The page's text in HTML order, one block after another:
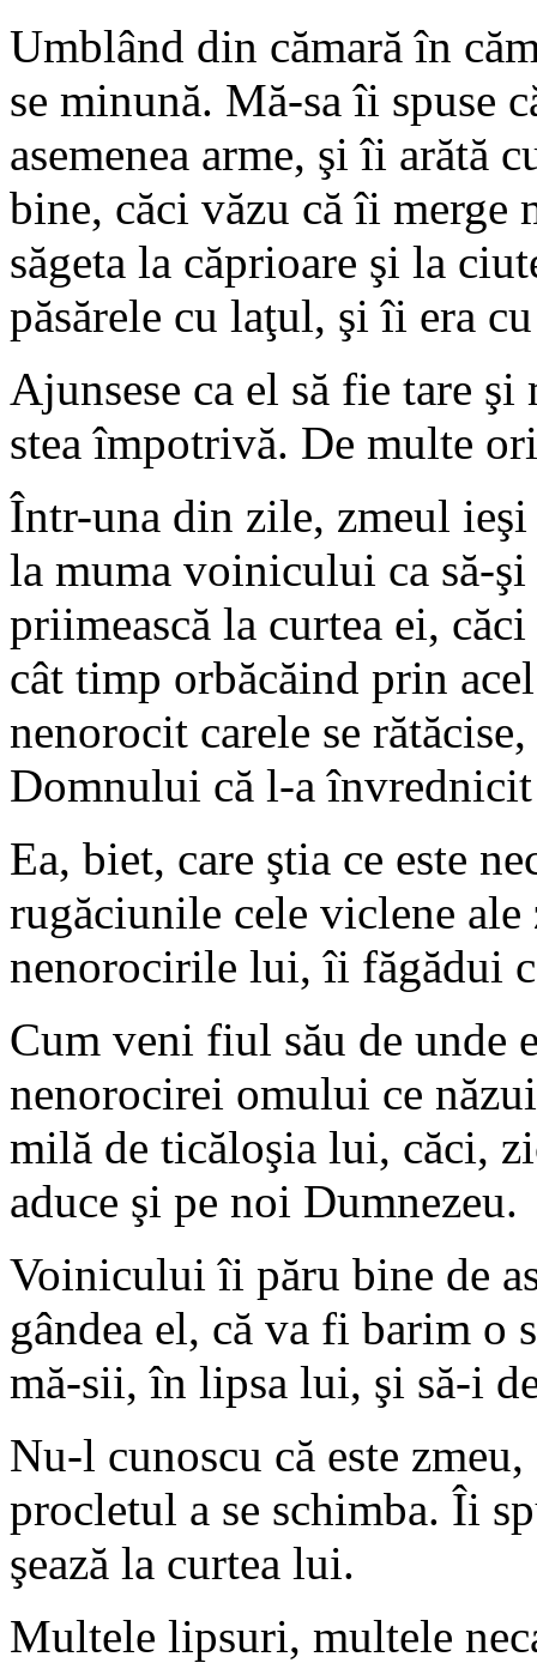
Umblând din cămară în
se minună. Mă-sa îi spuse
asemenea arme, şi îi arătă
bine, căci văzu că îi merge
săgeta la căprioare şi la
păsărele cu laţul, şi îi era
Ajunsese ca el să fie tare
stea împotrivă. De multe
Într-una din zile, zmeul
la muma voinicului ca să-
priimească la curtea ei,
cât timp orbăcăind prin
nenorocit carele se
Domnului că l-a
Ea, biet, care ştia ce este
rugăciunile cele viclene
nenorocirile lui, îi făgădui
Cum veni fiul său de unde
nenorocirei omului ce
milă de ticăloşia lui, căci,
aduce şi pe noi Dumnezeu.
Voinicului îi păru bine de
gândea el, că va fi barim o
mă-sii, în lipsa lui, şi să-i
Nu-l cunoscu că este
procletul a se schimba. Îi
şează la curtea lui.
Multele lipsuri, multele